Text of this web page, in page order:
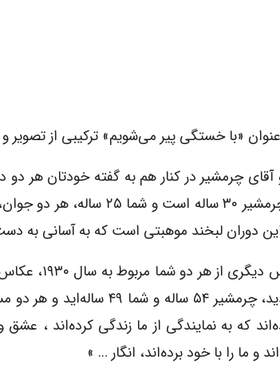
چرمشیر در کنار هم به گفته خودتان هر دو
صحنه دارید، زمستان ۱۳۶۶ ؛
دوران لبخند موهبتی است که به آسانی به
در بخش دوم این
نمی‌شود به جای لبخند می‌خندید،
کسانی بوده‌اند که به نمایندگی از ما زندگی کرده‌اند ،
و ما را با خود برده‌اند، انگار … »